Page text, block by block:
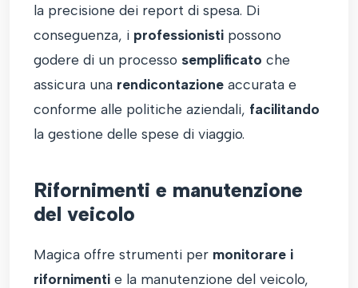
la precisione dei report di spesa. Di
conseguenza, i professionisti possono
godere di un processo semplificato che
assicura una rendicontazione accurata e
conforme alle politiche aziendali, facilitando
la gestione delle spese di viaggio.
Rifornimenti e manutenzione
del veicolo
Magica offre strumenti per monitorare i
rifornimenti e la manutenzione del veicolo,